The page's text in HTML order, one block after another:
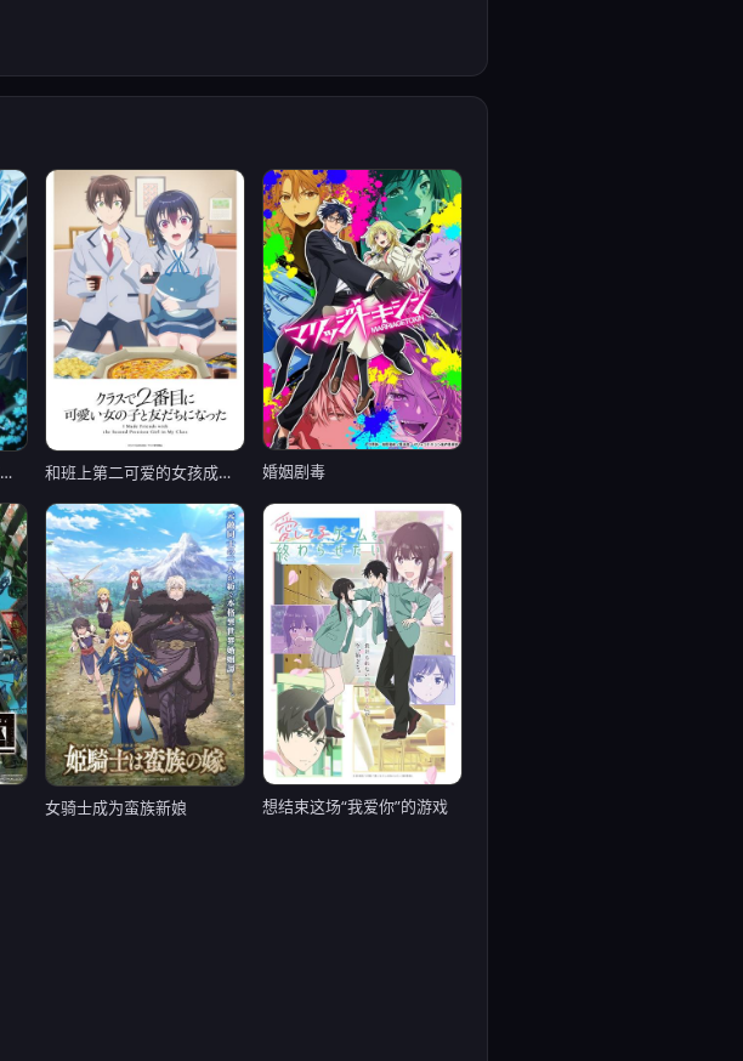
关于我转生变成史莱姆这档事 第四季 和班上第二可爱的女孩成为朋友 婚姻剧毒
女骑士成为蛮族新娘 想结束这场“我爱你”的游戏